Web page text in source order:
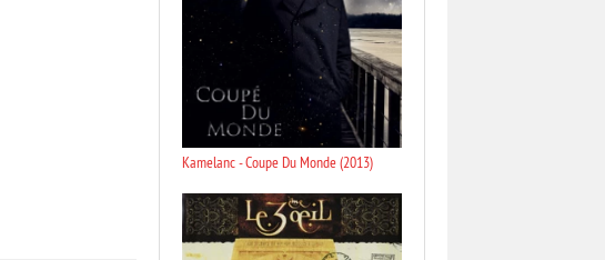
Kamelanc - Coupe Du Monde (2013)